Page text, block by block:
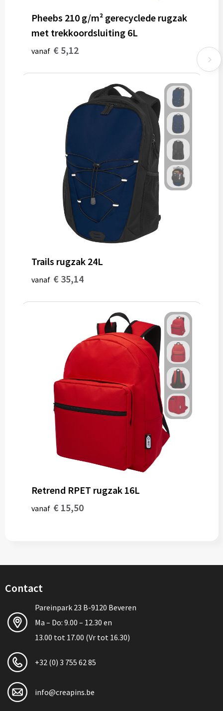
Pheebs 210 g/m² gerecyclede rugzak
met trekkoordsluiting 6L
vanaf € 5,12
Trails rugzak 24L
vanaf € 35,14
Retrend RPET rugzak 16L
vanaf € 15,50
Contact
Pareinpark 23 B-9120 Beveren
Ma – Do: 9.00 – 12.30 en
13.00 tot 17.00 (Vr tot 16.30)
+32 (0) 3 755 62 85
info@creapins.be